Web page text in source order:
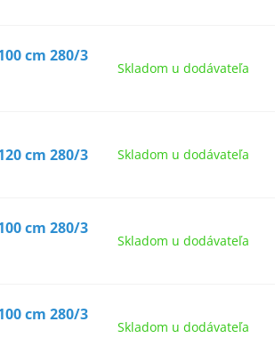
cm 280/3
Skladom u dodávateľa
cm 280/3 Skladom u dodávateľa
cm 280/3
Skladom u dodávateľa
cm 280/3
Skladom u dodávateľa